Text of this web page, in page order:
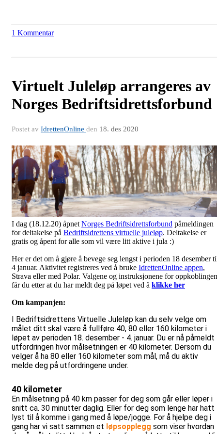
1 Kommentar
Virtuelt Juleløp arrangeres av
Norges Bedriftsidrettsforbund
Postet av IdrettenOnline den 18. des 2020
I dag (18.12.20) åpnetNorges Bedriftsidrettsforbund påmeldingen
for deltakelse på Bedriftsidrettens virtuelle juleløp. Deltakelse er
gratis og åpent for alle som vil være litt aktive i jula :)
Her er det om å gjøre å bevege seg lengst i perioden 18 desember
4 januar. Aktivitet registreres ved å bruke IdrettenOnline appen,
Strava eller med Polar. Valgene og instruksjonene for oppkoblingen
får du etter at du har meldt deg på løpet ved å klikke her
Om kampanjen:
I Bedriftsidrettens Virtuelle Juleløp kan du selv velge om
målet ditt skal være å fullføre 40, 80 eller 160 kilometer i
løpet av perioden 18. desember - 4. januar. Du er nå påmeldt
utfordringen hvor målsetningen er 40 kilometer. Dersom du
velger å ha 80 eller 160 kilometer som mål, må du aktiv
melde deg på utfordringene under.
40 kilometer
En målsetning på 40 km passer for deg som går eller løper i
snitt ca. 30 minutter daglig. Eller for deg som lenge har hatt
lyst til å komme i gang med å løpe/jogge. For å hjelpe deg i
gang har vi satt sammen et løpsopplegg som viser hvordan